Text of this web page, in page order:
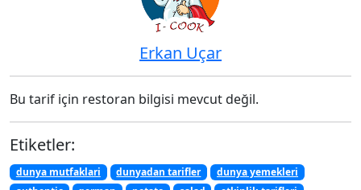
Erkan Uçar
Bu tarif için restoran bilgisi mevcut değil.
Etiketler:
dunya mutfaklari dunyadan tarifler
dunya yemekleri